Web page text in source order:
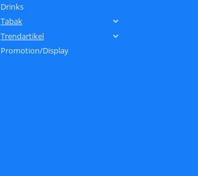
Drinks
Tabak
Trendartikel
Promotion/Display